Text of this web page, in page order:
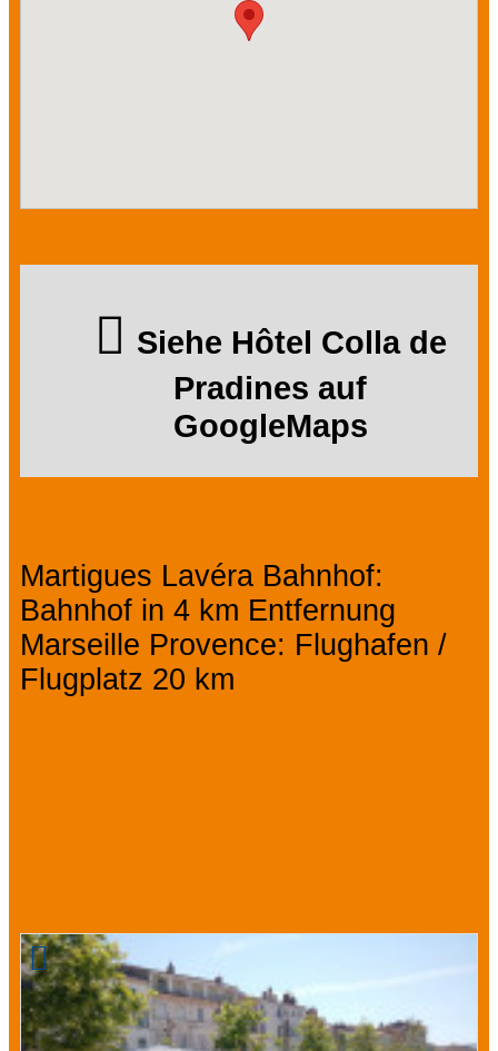
Siehe Hôtel Colla de
Pradines auf
GoogleMaps
Martigues Lavéra Bahnhof:
Bahnhof in 4 km Entfernung
Marseille Provence: Flughafen /
Flugplatz 20 km